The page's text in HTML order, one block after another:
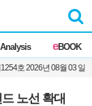
Analysis eBOOK
호 2026년 08월 03 일
노선 확대